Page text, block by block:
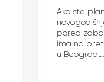
Ako ste
pored
ima na
u Beogradu.